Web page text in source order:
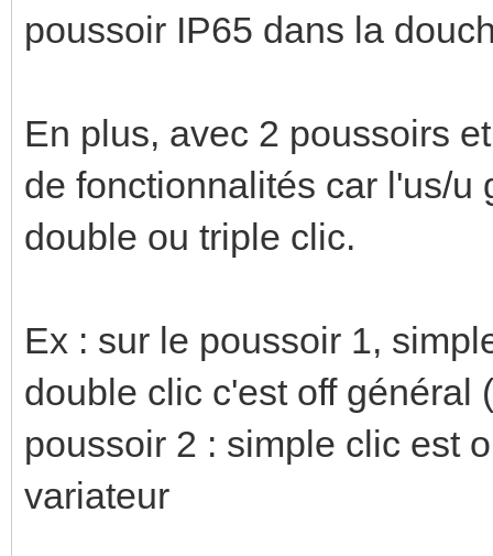
poussoir IP65 dans la
En plus, avec 2 poussoirs
de fonctionnalités car l'us/
double ou triple clic.
Ex : sur le poussoir 1,
double clic c'est off général
poussoir 2 : simple clic est
variateur